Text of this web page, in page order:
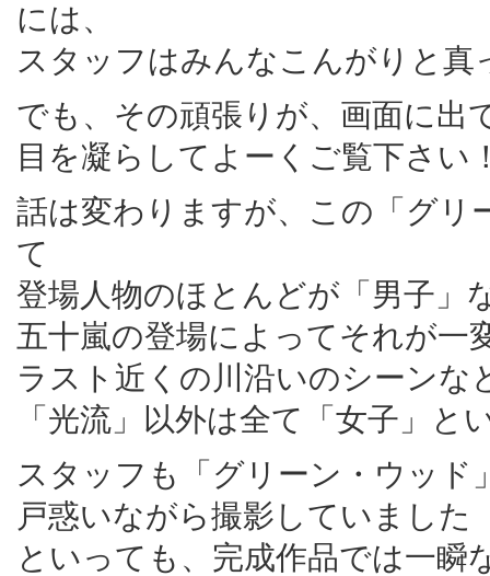
には、
スタッフはみんなこんがりと
でも、その頑張りが、画面に出
目を凝らしてよーくご覧下さい
話は変わりますが、この「グリ
て
登場人物のほとんどが「男子」
五十嵐の登場によってそれが一
ラスト近くの川沿いのシーンな
「光流」以外は全て「女子」と
スタッフも「グリーン・ウッ
戸惑いながら撮影していました
といっても、完成作品では一瞬